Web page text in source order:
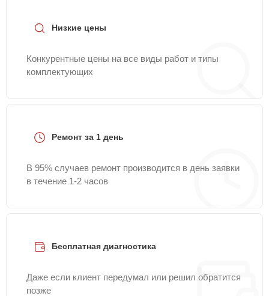
Низкие цены
Конкурентные цены на все виды работ и типы
комплектующих
Ремонт за 1 день
В 95% случаев ремонт производится в день заявки
в течение 1-2 часов
Бесплатная диагностика
Даже если клиент передумал или решил обратится
позже